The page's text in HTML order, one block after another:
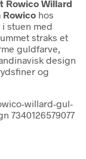
Rowico Willard
Rowico hos
stuen med
straks et
guldfarve,
design
og
willard-gul-
7340126579077